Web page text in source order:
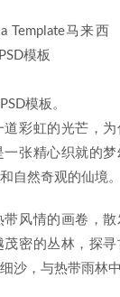
模板。
彩虹的光芒，为
张精心织就的
自然奇观的仙境。
风情的画卷，
密的丛林，探
沙，与热带雨林